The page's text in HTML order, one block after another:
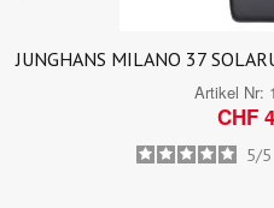
JUNGHANS MILANO 37
Artikel Nr:
CHF
5/5